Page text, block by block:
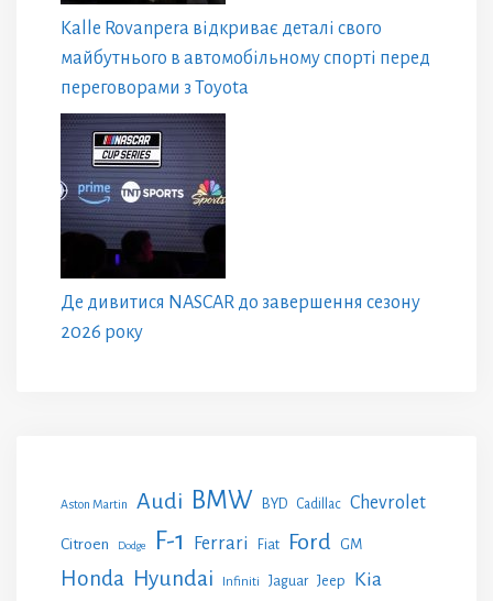
Kalle Rovanpera відкриває деталі свого
майбутнього в автомобільному спорті перед
переговорами з Toyota
Де дивитися NASCAR до завершення сезону
2026 року
Aston Martin Audi BMW BYD Cadillac Chevrolet
Citroen Dodge F-1 Ferrari Fiat Ford GM
Honda Hyundai Infiniti Jaguar Jeep Kia